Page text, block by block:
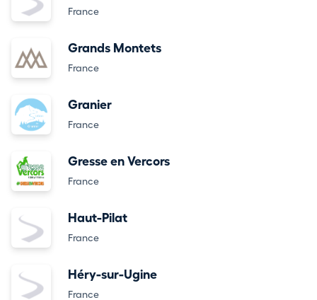
France
Grands Montets
France
Granier
France
Gresse en Vercors
France
Haut-Pilat
France
Héry-sur-Ugine
France